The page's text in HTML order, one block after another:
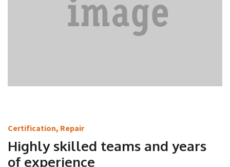
Certification, Repair
Highly skilled teams and years
of experience